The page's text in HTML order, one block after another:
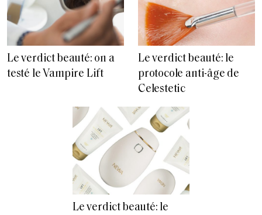
Le verdict beauté: on a
testé le Vampire Lift
Le verdict beauté: le
protocole anti-âge de
Celestetic
Le verdict beauté: le